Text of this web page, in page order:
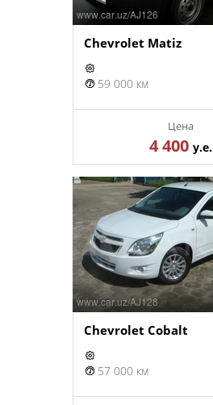
Chevrolet Matiz
59 000 км
Цена
4 400 у.е.
Chevrolet Cobalt
57 000 км